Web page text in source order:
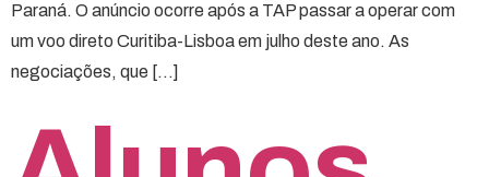
Paraná. O anúncio ocorre após a TAP passar a operar com
um voo direto Curitiba-Lisboa em julho deste ano. As
negociações, que […]